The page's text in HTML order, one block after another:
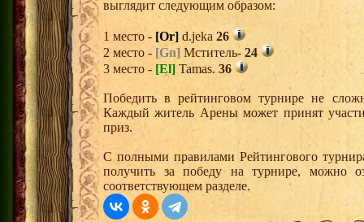
выглядит следующим образом:
1 место - [Or] d.jeka 26
2 место - [Gn] Мститель- 24
3 место - [El] Tamas. 36
Победить в рейтинговом турнире не
Каждый житель Арены может принят
приз.
С полными правилами Рейтингового
получить за победу на турнире, можно
соответствующем разделе.